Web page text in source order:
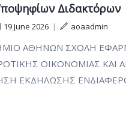
Διδακτόρων
19 June 2026 | aoaadmin
ΑΘΗΝΩΝ ΣΧΟΛΗ
ΟΙΚΟΝΟΜΙΑΣ ΚΑΙ
ΕΚΔΗΛΩΣΗΣ